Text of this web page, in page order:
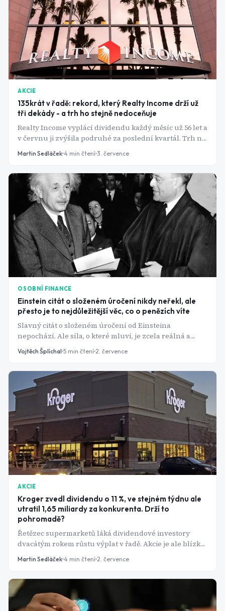
AKCIE
135krát v řadě: rekord, který Realty Income drží už
tři dekády - a trh ho stejně nedoceňuje
Realty Income vyplácí dividendu každý měsíc už 56 let a
v červnu ji zvýšila podruhé za poslední kvartál. Trh na
Martin Sedláček 4 min čtení 3. července
OSOBNÍ FINANCE
Einstein citát o složeném úročení nikdy neřekl, ale
přesto je to nejdůležitější věc, co o penězích víte
Slavný citát o složeném úročení od Einsteina
nepochází. Ale síla, o které mluví, je zcela reálná a
rozhoduje o tom, jestli budete mít na důchod dost, nebo
ne.
Vojtěch Šplíchal 5 min čtení 2. července
AKCIE
Kroger zvedl dividendu o 11 %, ve stejném týdnu ale
utratil 1,65 miliardy za konkurenta. Drží to
pohromadě?
Řetězec supermarketů láká dividendové investory
dvacátým rokem růstu výplat v řadě. Akcie je ale blízko
Martin Sedláček 4 min čtení 2. července